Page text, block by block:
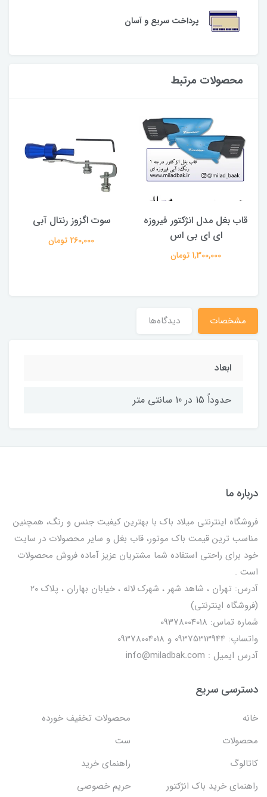
پرداخت سریع و آسان
محصولات مرتبط
قاب بغل مدل انژکتور فیروزه
ای ای بی اس
1,300,000 تومان
سوت اگزوز رنتال آبی
260,000 تومان
مشخصات دیدگاه‌ها
ابعاد
حدوداً 15 در 10 سانتی متر
درباره ما
فروشگاه اینترنتی میلاد باک با بهترین کیفیت جنس و رنگ، همچنین
مناسب ترین قیمت باک موتور، قاب بغل و سایر محصولات در سایت
خود برای راحتی استفاده شما مشتریان عزیز آماده فروش محصولات
است .
آدرس: تهران ، شاهد شهر ، شهرک لاله ، خیابان بهاران ، پلاک ۲۰
(فروشگاه اینترنتی)
شماره تماس: 09378004018
واتساپ: 09375313944 و 09378004018
آدرس ایمیل : info@miladbak.com
دسترسی سریع
خانه
محصولات تخفیف خورده
محصولات
ست
کاتالوگ
راهنمای خرید
راهنمای خرید باک انژکتور
حریم خصوصی